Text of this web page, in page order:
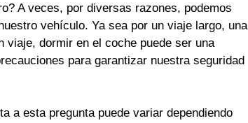
A veces, por diversas razones, podemos
vehículo. Ya sea por un viaje largo, una
viaje, dormir en el coche puede ser una
para garantizar nuestra seguridad
a esta pregunta puede variar dependiendo